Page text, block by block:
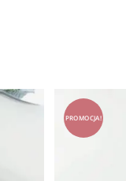
PROMOCJA!